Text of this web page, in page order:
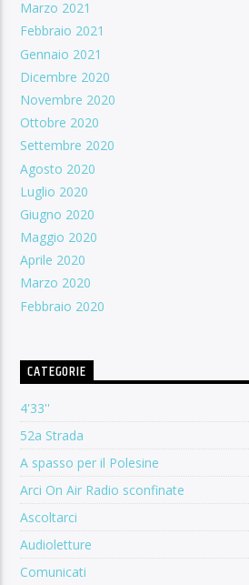
Marzo 2021
Febbraio 2021
Gennaio 2021
Dicembre 2020
Novembre 2020
Ottobre 2020
Settembre 2020
Agosto 2020
Luglio 2020
Giugno 2020
Maggio 2020
Aprile 2020
Marzo 2020
Febbraio 2020
CATEGORIE
4'33''
52a Strada
A spasso per il Polesine
Arci On Air Radio sconfinate
Ascoltarci
Audioletture
Comunicati